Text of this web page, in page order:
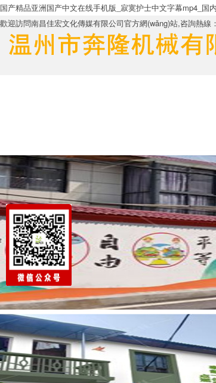
国产精品亚洲国产中文在线手机版_寂寞护士中文字幕mp4_国
歡迎訪問南昌佳宏文化傳媒有限公司官方網(wǎng)站,咨詢熱線